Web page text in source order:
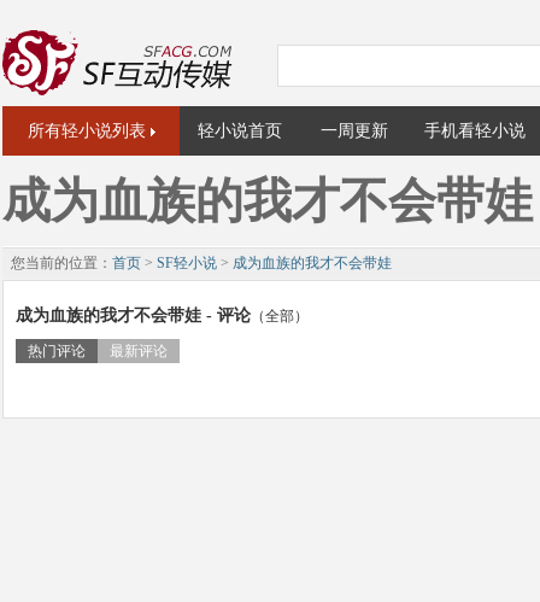
所有轻小说列表 轻小说首页 一周更新 手机看轻小说
成为血族的我才不会带娃
您当前的位置： 首页 > SF轻小说 > 成为血族的我才不会带娃
成为血族的我才不会带娃 - 评论 （全部）
热门评论 最新评论